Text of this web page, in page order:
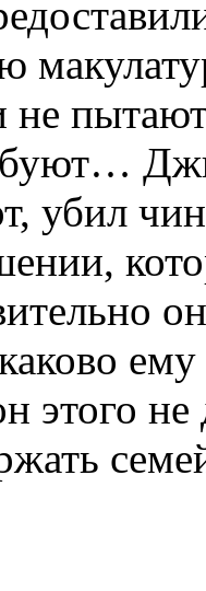
не
убил
этого не